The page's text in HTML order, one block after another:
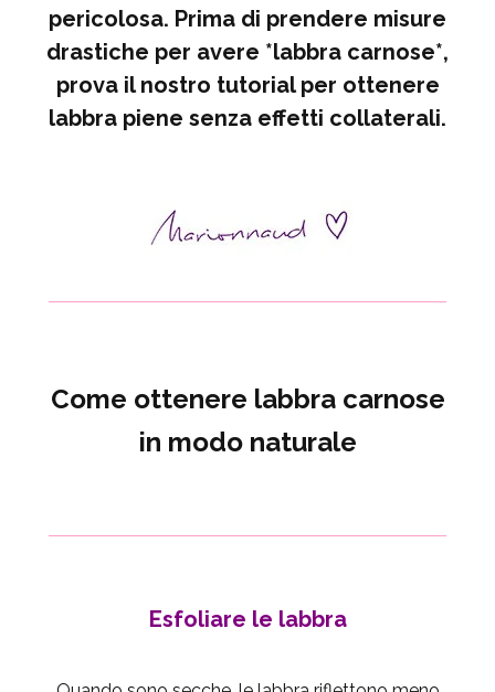
pericolosa. Prima di prendere misure
drastiche per avere *labbra carnose*,
prova il nostro tutorial per ottenere
labbra piene senza effetti collaterali.
Come ottenere labbra carnose
in modo naturale
Esfoliare le labbra